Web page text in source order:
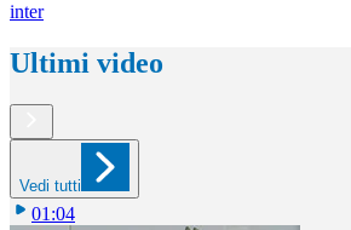
inter
Ultimi video
Vedi tutti
01:04